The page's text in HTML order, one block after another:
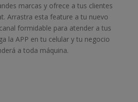
marcas y ofrece a tus clientes
Arrastra esta feature a tu nuevo
formidable para atender a tus
la APP en tu celular y tu negocio
a toda máquina.